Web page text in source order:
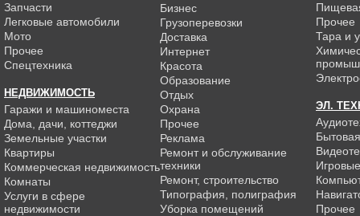
Запчасти
Легковые автомобили
Мото
Прочее
Спецтехника
НЕДВИЖИМОСТЬ
Гаражи и машиноместа
Дома, дачи, коттеджи
Земельные участки
Квартиры
Коммерческая недвижимость
Комнаты
Услуги в сфере
недвижимости
Бизнес
Грузоперевозки
Доставка
Интернет
Красота
Образование
Отдых
Охрана
Прочее
Реклама
Ремонт и обслуживание
техники
Ремонт, строительство
Типография, полиграфия
Уборка помещений
Прочее
Тара и
ЭЛ.
Прочее